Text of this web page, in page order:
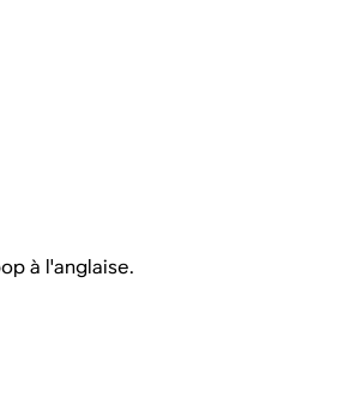
à l'anglaise.